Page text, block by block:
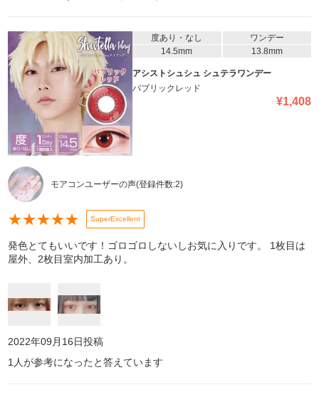
度あり・なし
ワンデー
14.5mm
13.8mm
アシストシュシュ シュテラワンデー
パブリックレッド
¥1,408
モアコンユーザーの声(登録件数:2)
★★★★★ SuperExcellent
発色とてもいいです！ゴロゴロしないしお気に入りです。 1枚目は
屋外、2枚目室内加工あり。
2022年09月16日投稿
1 人が参考になったと答えています